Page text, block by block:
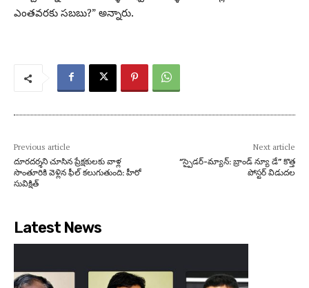
ఎంతవరకు సబబు?” అన్నారు.
Previous article
దూరదర్శని చూసిన ప్రేక్షకులకు వాళ్ల
సొంతూరికి వెళ్లిన ఫీల్‌ కలుగుతుంది: హీరో
సువిక్షిత్‌
Next article
“స్పైడర్-మ్యాన్: బ్రాండ్ న్యూ డే” కొత్త
పోస్టర్ విడుదల
Latest News